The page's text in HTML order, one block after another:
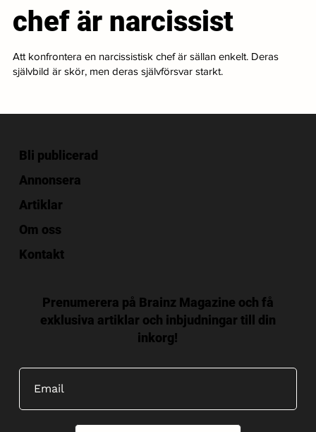
chef är narcissist
Att konfrontera en narcissistisk chef är sällan enkelt. Deras
självbild är skör, men deras självförsvar starkt.
Bli publicerad
Annonsera
Artiklar
Om oss
Kontakt
Prenumerera på Brainz Magazine och få
exklusiva artiklar och inbjudningar till din
inkorg!